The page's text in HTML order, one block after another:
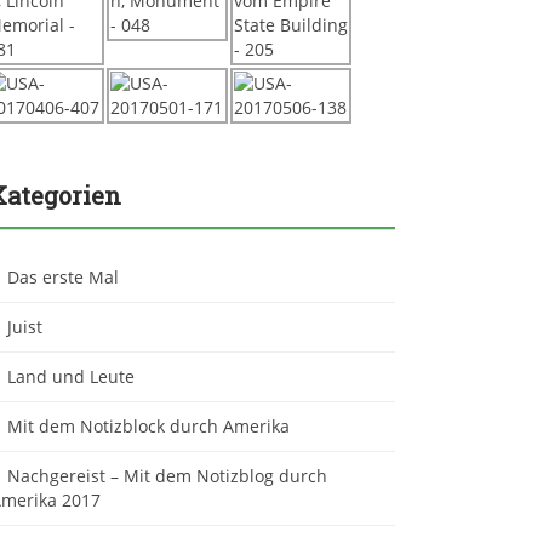
Das erste Mal
Juist
Land und Leute
Mit dem Notizblock durch Amerika
Nachgereist – Mit dem Notizblog durch
2017